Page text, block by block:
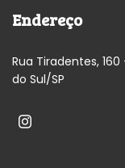
Endereço
Rua Tiradentes,
do Sul/SP